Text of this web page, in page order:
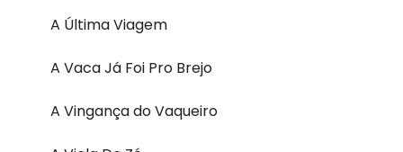
A Última Viagem
A Vaca Já Foi Pro Brejo
A Vingança do Vaqueiro